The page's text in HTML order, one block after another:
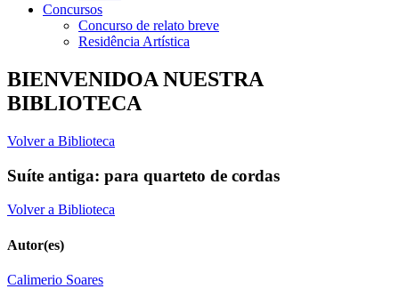
Concursos
Concurso de relato breve
Residência Artística
BIENVENIDOA NUESTRA
BIBLIOTECA
Volver a Biblioteca
Suíte antiga: para quarteto de cordas
Volver a Biblioteca
Autor(es)
Calimerio Soares